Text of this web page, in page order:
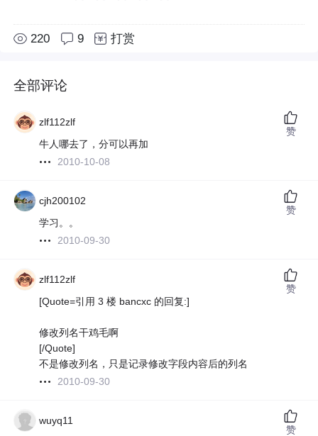
220 9 打赏
全部评论
zlf112zlf
牛人哪去了，分可以再加
2010-10-08
赞
cjh200102
学习。。
2010-09-30
赞
zlf112zlf
[Quote=引用 3 楼 bancxc 的回复:]
修改列名干鸡毛啊
[/Quote]
不是修改列名，只是记录修改字段内容后的列名
2010-09-30
赞
wuyq11
赞